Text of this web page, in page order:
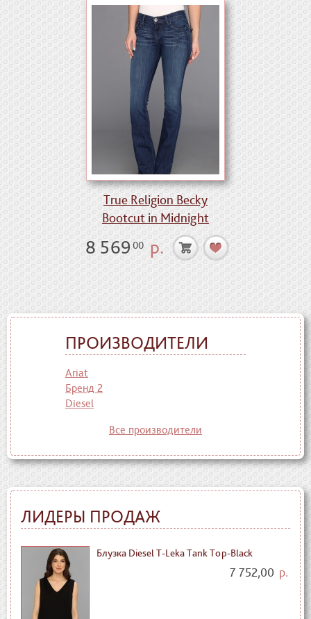
True Religion Becky
Bootcut in Midnight
8 569 00р.
ПРОИЗВОДИТЕЛИ
Ariat
Бренд 2
Diesel
Все производители
ЛИДЕРЫ ПРОДАЖ
Блузка Diesel T-Leka Tank Top-Black
7 752,00 р.